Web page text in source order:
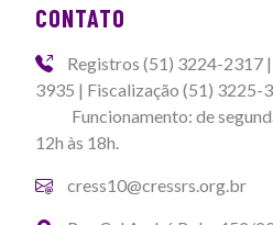
CONTATO
Registros (51) 3224-2317
3935 | Fiscalização (51) 3225-
Funcionamento: de
12h às 18h.
cress10@cressrs.org.br